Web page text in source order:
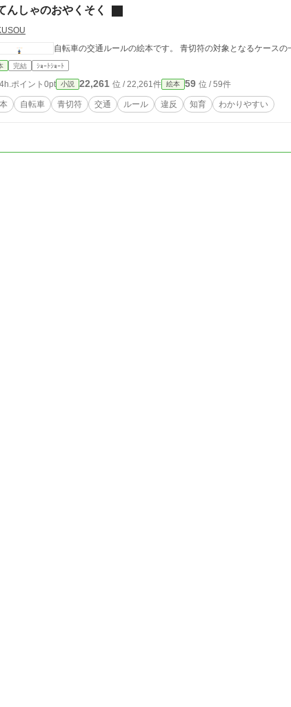
んしゃのおやくそく
自転車の交通ルールの絵本です。 青切符の対象となるケースの
完結 ｼｮｰﾄｼｮｰﾄ
ポイント 0pt 小説 22,261 位 / 22,261件 絵本 59 位 / 59件
自転車 青切符 交通 ルール 違反 知育 わかりやすい